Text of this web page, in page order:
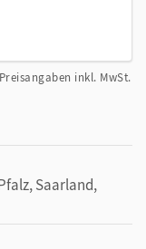
inkl. MwSt.
Saarland,